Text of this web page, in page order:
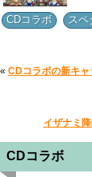
CDコラボ スペ
« CDコラボの新キャ
イザナミ
CDコラボ